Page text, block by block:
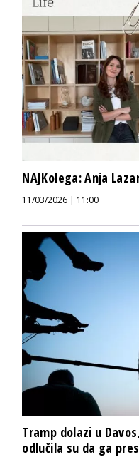
NAJKolega: Anja
11/03/2026 | 11:00
Tramp dolazi u
odlučila su da ga